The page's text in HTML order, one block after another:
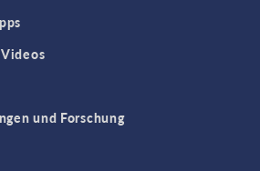
und Forschung